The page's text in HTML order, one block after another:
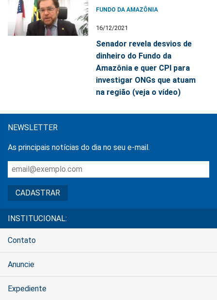
FUNDO DA AMAZÔNIA
16/12/2021
Senador revela desvios de
dinheiro do Fundo da
Amazônia e quer CPI para
investigar ONGs que atuam
na região (veja o vídeo)
NEWSLETTER
As principais notícias do dia no seu e-mail.
INSTITUCIONAL:
Contato
Anuncie
Expediente